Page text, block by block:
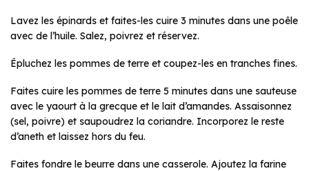
Lavez les épinards et faites-les cuire 3 minutes dans une poêle
avec de l’huile. Salez, poivrez et réservez.
Épluchez les pommes de terre et coupez-les en tranches fines.
Faites cuire les pommes de terre 5 minutes dans une sauteuse
avec le yaourt à la grecque et le lait d’amandes. Assaisonnez
(sel, poivre) et saupoudrez la coriandre. Incorporez le reste
d’aneth et laissez hors du feu.
Faites fondre le beurre dans une casserole. Ajoutez la farine